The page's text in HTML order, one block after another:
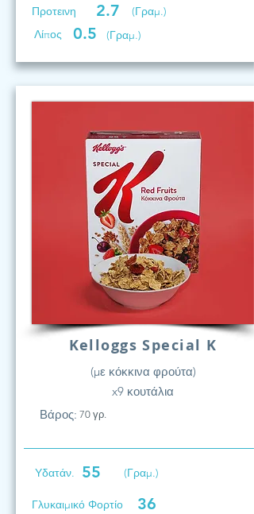
Προτεινη 2.7
(Γραμ.)
Λίπος
0.5 (Γραμ.)
Kelloggs Special K
(με κόκκινα φρούτα)
x9 κουτάλια
Βάρος: 70 γρ.
Υδατάν. 55 (Γραμ.)
Γλυκαιμικό Φορτίο 36